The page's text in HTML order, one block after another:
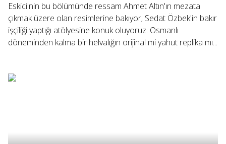
Eskici'nin bu bölümünde ressam Ahmet Altın'ın mezata
çıkmak üzere olan resimlerine bakıyor; Sedat Özbek'in bakır
işçiliği yaptığı atölyesine konuk oluyoruz. Osmanlı
döneminden kalma bir helvalığın orijinal mi yahut replika mı...